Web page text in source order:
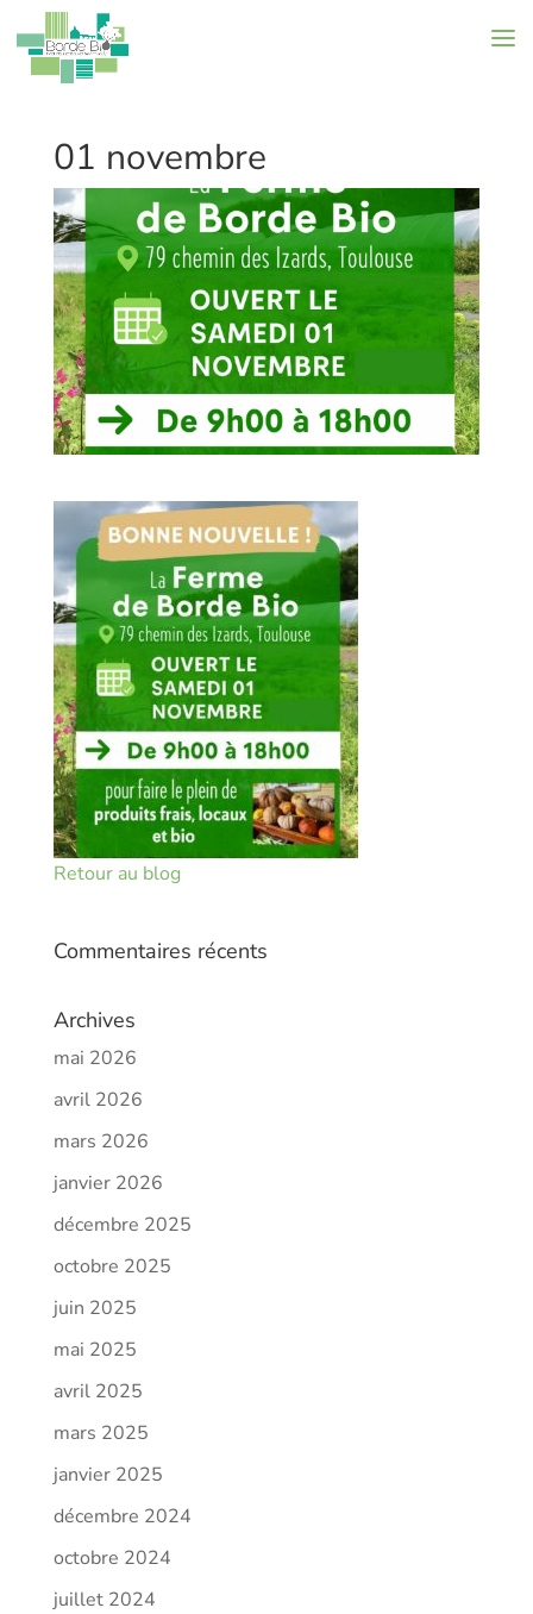
01 novembre
Retour au blog
Commentaires récents
Archives
mai 2026
avril 2026
mars 2026
janvier 2026
décembre 2025
octobre 2025
juin 2025
mai 2025
avril 2025
mars 2025
janvier 2025
décembre 2024
octobre 2024
juillet 2024